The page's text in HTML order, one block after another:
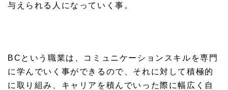
与えられる人になっていく事。
BCという職業は、コミュニケーションスキルを専門
に学んでいく事ができるので、それに対して積極的
に取り組み、キャリアを積んでいった際に幅広く自